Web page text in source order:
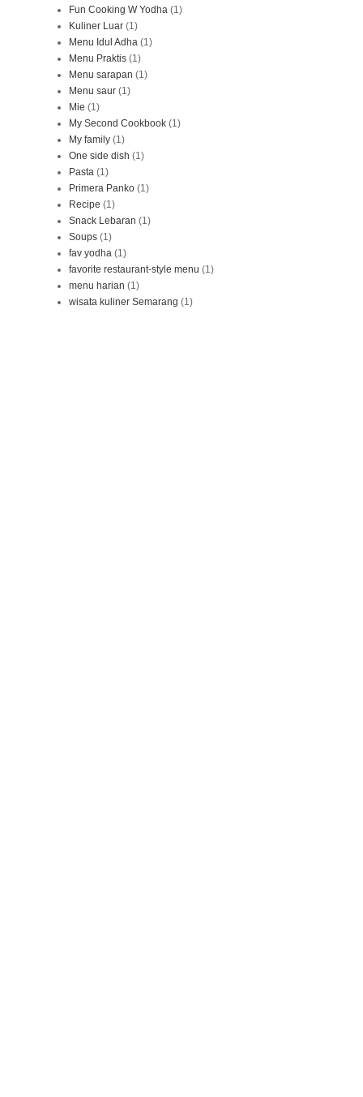
Fun Cooking W Yodha (1)
Kuliner Luar (1)
Menu Idul Adha (1)
Menu Praktis (1)
Menu sarapan (1)
Menu saur (1)
Mie (1)
My Second Cookbook (1)
My family (1)
One side dish (1)
Pasta (1)
Primera Panko (1)
Recipe (1)
Snack Lebaran (1)
Soups (1)
fav yodha (1)
favorite restaurant-style menu (1)
menu harian (1)
wisata kuliner Semarang (1)